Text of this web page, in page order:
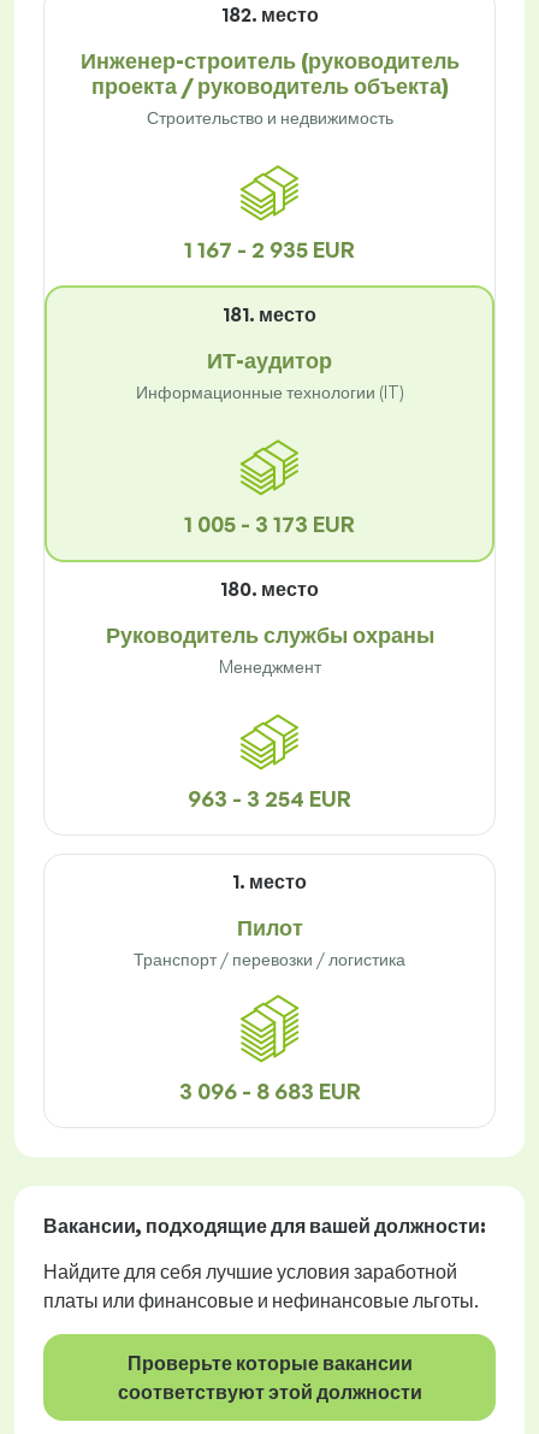
182. место
Инженер-строитель (руководитель
проекта / руководитель объекта)
Строительство и недвижимость
1 167 - 2 935 EUR
181. место
ИТ-аудитор
Информационные технологии (IT)
1 005 - 3 173 EUR
180. место
Руководитель службы охраны
Mенеджмент
963 - 3 254 EUR
1. место
Пилот
Транспорт / перевозки / логистика
3 096 - 8 683 EUR
Вакансии, подходящие для вашей должности:
Найдите для себя лучшие условия заработной
платы или финансовые и нефинансовые льготы.
Проверьте которые вакансии
соответствуют этой должности